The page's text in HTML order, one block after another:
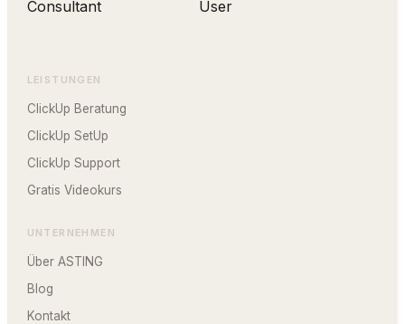
LEISTUNGEN
ClickUp Beratung
ClickUp SetUp
ClickUp Support
Gratis Videokurs
UNTERNEHMEN
Über ASTING
Blog
Kontakt